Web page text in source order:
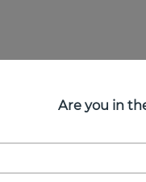
Are you in